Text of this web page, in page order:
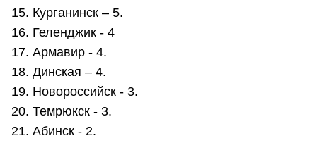
15. Курганинск – 5.
16. Геленджик - 4
17. Армавир - 4.
18. Динская – 4.
19. Новороссийск - 3.
20. Темрюкск - 3.
21. Абинск - 2.